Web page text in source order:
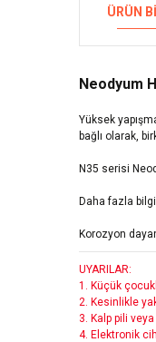
ÜRÜN
Neodyum
Yüksek
bağlı olarak,
N35 serisi
Daha fazla
Korozyon
UYARILAR:
1.
Küçük
2. Kesinlikle
3. Kalp pili
4. Elektronik